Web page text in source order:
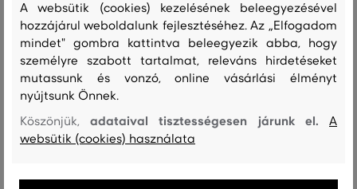
felső anyag
PAMUT
100 %
Kezelési útmutató
A websütik (cookies) kezelésének beleegyezésével
hozzájárul weboldalunk fejlesztéséhez. Az „Elfogadom
mindet" gombra kattintva beleegyezik abba, hogy
személyre szabott tartalmat, releváns hirdetéseket
mutassunk és vonzó, online vásárlási élményt
nyújtsunk Önnek.
Köszönjük,adataival tisztességesen járunk el.A
websütik (cookies) használata